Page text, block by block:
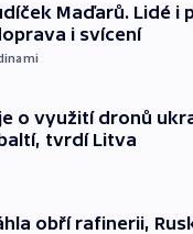
Maďarů. Lidé i
i svícení
o využití dronů
tvrdí Litva
obří rafinerii,